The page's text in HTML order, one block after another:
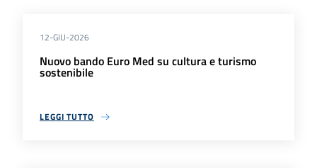
12-GIU-2026
Nuovo bando Euro Med su cultura e turismo
sostenibile
LEGGI TUTTO